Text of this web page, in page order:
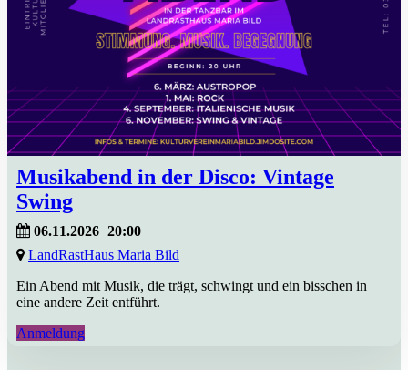
Musikabend in der Disco: Vintage
Swing
06.11.2026 20:00
LandRastHaus Maria Bild
Ein Abend mit Musik, die trägt, schwingt und ein bisschen in
eine andere Zeit entführt.
Anmeldung